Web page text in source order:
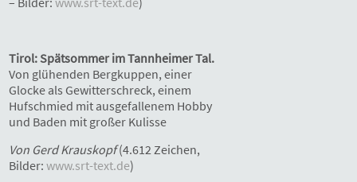
Tirol: Spätsommer im Tannheimer Tal.
Von glühenden Bergkuppen, einer
Glocke als Gewitterschreck, einem
Hufschmied mit ausgefallenem Hobby
und Baden mit großer Kulisse
Von Gerd Krauskopf(4.612 Zeichen,
Bilder: www.srt-text.de)